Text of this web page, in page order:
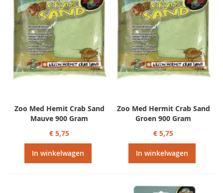
Zoo Med Hemit Crab Sand
Mauve 900 Gram
€ 5,75
In winkelwagen
Zoo Med Hermit Crab Sand
Groen 900 Gram
€ 5,75
In winkelwagen